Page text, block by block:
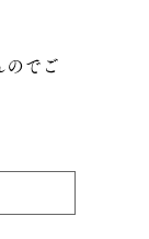
のでご